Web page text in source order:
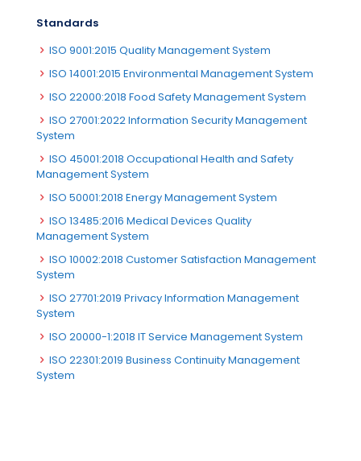
Standards
ISO 9001:2015 Quality Management System
ISO 14001:2015 Environmental Management System
ISO 22000:2018 Food Safety Management System
ISO 27001:2022 Information Security Management
System
ISO 45001:2018 Occupational Health and Safety
Management System
ISO 50001:2018 Energy Management System
ISO 13485:2016 Medical Devices Quality
Management System
ISO 10002:2018 Customer Satisfaction Management
System
ISO 27701:2019 Privacy Information Management
System
ISO 20000-1:2018 IT Service Management System
ISO 22301:2019 Business Continuity Management
System